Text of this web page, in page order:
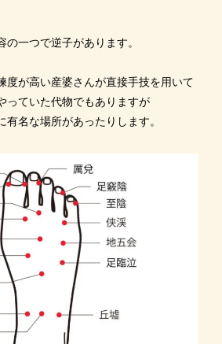
一つで逆子があります。
度が高い産婆さんが直接手技を用いて
っていた代物でもありますが
有名な場所があったりします。